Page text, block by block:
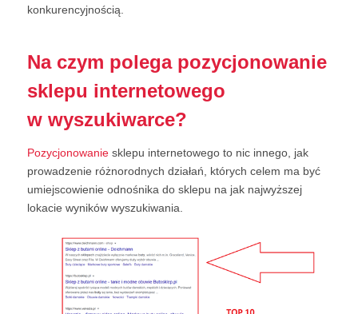
konkurencyjnością.
Na czym polega pozycjonowanie
sklepu internetowego
w wyszukiwarce?
Pozycjonowaniesklepu internetowego to nic innego, jak
prowadzenie różnorodnych działań, których celem ma być
umiejscowienie odnośnika do sklepu na jak najwyższej
lokacie wyników wyszukiwania.